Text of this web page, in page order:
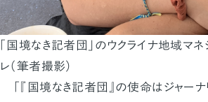
「国境なき記者団」のウクライナ地域マネ
レ（筆者撮影）
「『国境なき記者団』の使命はジャーナ